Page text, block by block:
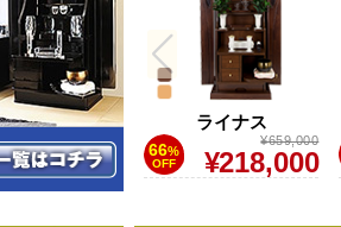
ハワード
¥726,000
¥385,000
ライナス
66%
OFF
¥659,000
¥218,000